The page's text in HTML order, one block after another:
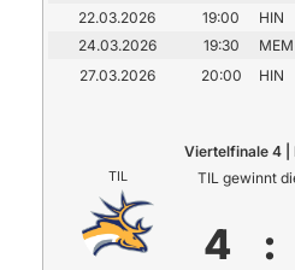
22.03.2026
19:00 HIN
24.03.2026
19:30 MEM
27.03.2026
20:00 HIN
Viertelfinale 4 |
TIL TIL gewinnt
4 :